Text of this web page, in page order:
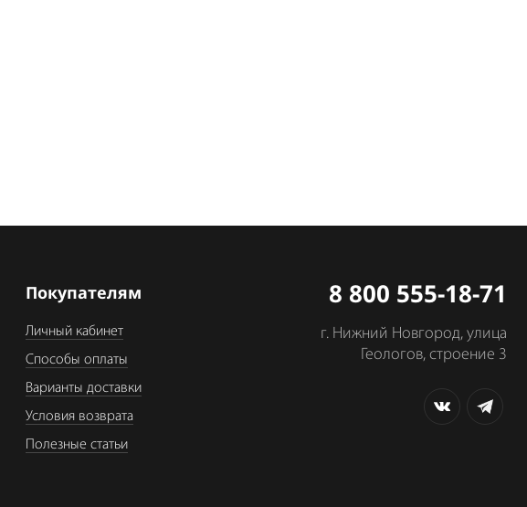
Покупателям
Личный кабинет
Способы оплаты
Варианты доставки
Условия возврата
Полезные статьи
8 800 555-18-71
г. Нижний Новгород, улица
Геологов, строение 3